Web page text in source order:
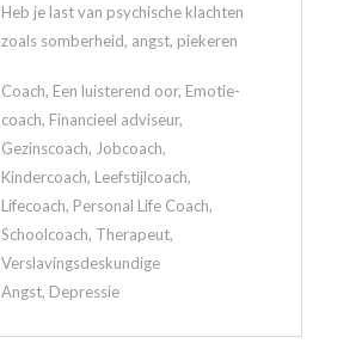
Heb je last van psychische klachten
zoals somberheid, angst, piekeren
Coach, Een luisterend oor, Emotie-
coach, Financieel adviseur,
Gezinscoach, Jobcoach,
Kindercoach, Leefstijlcoach,
Lifecoach, Personal Life Coach,
Schoolcoach, Therapeut,
Verslavingsdeskundige
Angst, Depressie